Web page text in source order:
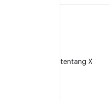
Ikuti @AndroidDev tentang X